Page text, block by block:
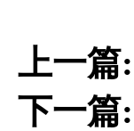
上一篇:
下一篇: